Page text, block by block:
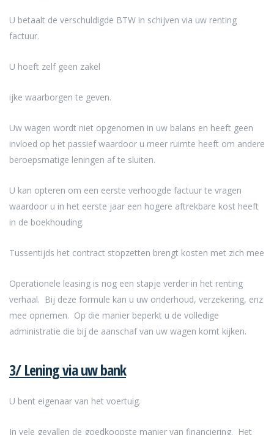
U betaalt de verschuldigde BTW in schijven via uw renting
factuur.
U hoeft zelf geen zakel
ijke waarborgen te geven.
Uw wagen wordt niet opgenomen in uw balans en heeft geen
invloed op het passief waardoor u meer ruimte heeft om andere
beroepsmatige leningen af te sluiten.
U kan opteren om een eerste verhoogde factuur te vragen
waardoor u in het eerste jaar een hogere aftrekbare kost heeft
in de boekhouding.
Tussentijds het contract stopzetten brengt kosten met zich mee
Operationele leasing is nog een stapje verder in het renting
verhaal. Bij deze formule kan u uw onderhoud, verzekering, enz
mee opnemen. Op die manier beperkt u de volledige
administratie die bij de aanschaf van uw wagen komt kijken.
3/ Lening via uw bank
U bent eigenaar van het voertuig.
In vele gevallen de goedkoopste manier van financiering. Het